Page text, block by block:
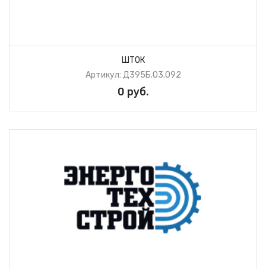
ШТОК
Артикул: Д395Б.03.092
0 руб.